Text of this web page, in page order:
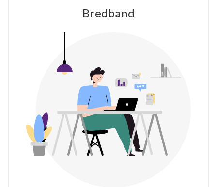
Bredband